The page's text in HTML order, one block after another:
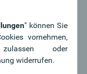
" können Sie
vornehmen,
oder
widerrufen.